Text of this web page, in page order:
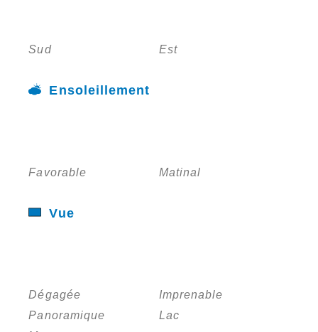
Sud Est
Ensoleillement
Favorable Matinal
Vue
Dégagée
Imprenable
Panoramique
Lac